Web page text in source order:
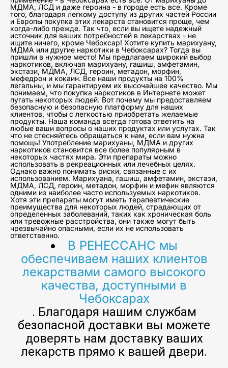
МДМА, ЛСД и даже героина - в городе есть все. Кроме
того, благодаря легкому доступу из других частей России
и Европы покупка этих лекарств становится проще, чем
когда-либо прежде. Так что, если вы ищете надежный
источник для ваших потребностей в лекарствах - не
ищите ничего, кроме Чебоксар! Хотите купить марихуану,
МДМА или другие наркотики в Чебоксарах? Тогда вы
пришли в нужное место! Мы предлагаем широкий выбор
наркотиков, включая марихуану, гашиш, амфетамин,
экстази, МДМА, ЛСД, героин, метадон, морфин,
мефедрон и кокаин. Все наши продукты на 100%
легальны, и мы гарантируем их высочайшее качество. Мы
понимаем, что покупка наркотиков в Интернете может
пугать некоторых людей. Вот почему мы предоставляем
безопасную и безопасную платформу для наших
клиентов, чтобы с легкостью приобретать желаемые
продукты. Наша команда всегда готова ответить на
любые ваши вопросы о наших продуктах или услугах. Так
что не стесняйтесь обращаться к нам, если вам нужна
помощь! Употребление марихуаны, МДМА и других
наркотиков становится все более популярным в
некоторых частях мира. Эти препараты можно
использовать в рекреационных или лечебных целях.
Однако важно понимать риски, связанные с их
использованием. Марихуана, гашиш, амфетамин, экстази,
МДМА, ЛСД, героин, метадон, морфин и мефин являются
одними из наиболее часто используемых наркотиков.
Хотя эти препараты могут иметь терапевтические
преимущества для некоторых людей, страдающих от
определенных заболеваний, таких как хроническая боль
или тревожные расстройства, они также могут быть
чрезвычайно опасными, если их не использовать
ответственно.
В РЕНЕССАНС мы
обеспечиваем наших клиентов
лекарствами самого высокого
качества, доступными в
Чебоксарах
. Благодаря нашим службам
безопасной доставки вы можете
доверять нам доставку ваших
лекарств прямо к вашей двери.